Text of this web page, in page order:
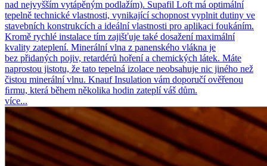
nad nejvyšším vytápěným podlažím). Supafil Loft má optimální
tepelně technické vlastnosti, vynikající schopnost vyplnit dutiny ve
stavebních konstrukcích a ideální vlastnosti pro aplikaci foukáním.
Kromě rychlé instalace tím zajišťuje také dosažení maximální
kvality zateplení. Minerální vlna z panenského vlákna je
bez přidaných pojiv, retardérů hoření a chemických látek. Máte
naprostou jistotu, že tato tepelná izolace neobsahuje nic jiného než
čistou minerální vlnu. Knauf Insulation vám doporučí ověřenou
ﬁrmu, která během několika hodin zateplí váš dům.
více...